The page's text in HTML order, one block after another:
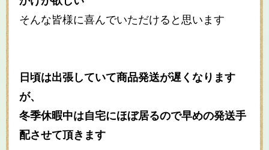
そんな皆様に喜んでいただけると思います
日頃は出張していて商品発送が遅くなります
が、
冬季休暇中は自宅にほぼ居るので早めの発送手
配させて頂きます